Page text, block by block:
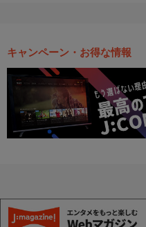
キャンペーン・お得な情報